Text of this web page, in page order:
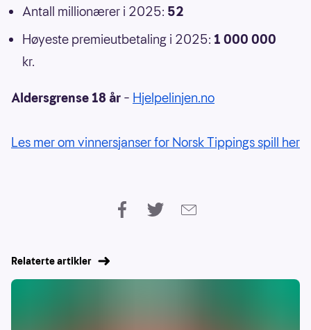
Antall millionærer i 2025: 52
Høyeste premieutbetaling i 2025: 1 000 000
kr.
Aldersgrense 18 år – Hjelpelinjen.no
Les mer om vinnersjanser for Norsk Tippings spill her
Relaterte artikler